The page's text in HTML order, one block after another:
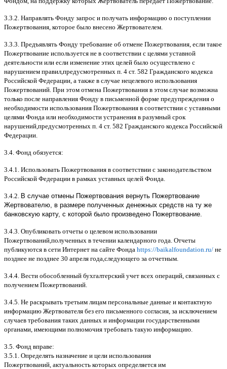
3.3.2. Направлять Фонду запрос и получать информацию о поступлении
Пожертвования которое было внесено Жертвователем
3.3.3. Предъявлять Фонду требование об отмене Пожертвования если такое
Пожертвование используется не в соответствии с целями уставной
деятельности или если изменение этих целей было осуществлено с
нарушением правил предусмотренных п . 4 ст. 582 Гражданского кодекса
Российской Федерации а также в случае нецелевого использования
Пожертвований При этом отмена Пожертвования в этом случае возможна
только после направления Фонду в письменной форме предупреждения о
необходимости использования Пожертвования в соответствии с уставными
целями Фонда или необходимости устранения в разумный срок
нарушений предусмотренных п . 4 ст. 582 Гражданского кодекса Российской
Федерации
3.4. Фонд обязуется:
3.4.1. Использовать Пожертвования в соответствии с законодательством
Российской Федерации в рамках уставных целей Фонда
3.4.2. В случае отмены Пожертвования вернуть Пожертвование
Жертвователю, в размере полученных денежных средств на ту же
банковскую карту, с которой было произведено Пожертвование.
3.4.3. Опубликовать отчеты о целевом использовании
Пожертвований полученных в течении календарного года Отчеты
публикуются в сети Интернет на сайте Фонда https://baikalfoundation.ru/ не
позднее не позднее 30 апреля года следующего за отчетным
3.4.4. Вести обособленный бухгалтерский учет всех операций связанных с
получением Пожертвований
3.4.5. Не раскрывать третьим лицам персональные данные и контактную
информацию Жертвователя без его письменного согласия за исключением
случаев требования таких данных и информации государственными
органами имеющими полномочия требовать такую информацию
3.5. Фонд вправе:
3.5.1. Определять назначение и цели использования
Пожертвований актуальность которых определяется им